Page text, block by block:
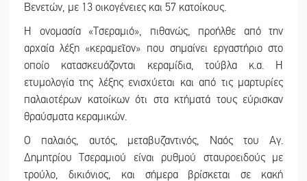
Βενετών, με 13 οικογένειες και 57 κατοίκους.
Η ονομασία «Τσεραμιό», πιθανώς, προήλθε από την
αρχαία λέξη «κεραμεῖον» που σημαίνει εργαστήριο στο
οποίο κατασκευάζονται κεραμίδια, τούβλα κ.α. Η
ετυμολογία της λέξης ενισχύεται και από τις μαρτυρίες
παλαιοτέρων κατοίκων ότι στα κτήματά τους εύρισκαν
θραύσματα κεραμικών.
Ο παλαιός, αυτός, μεταβυζαντινός, Ναός του Αγ.
Δημητρίου Τσεραμιού είναι ρυθμού σταυροειδούς με
τρούλο, δικιόνιος, και σήμερα βρίσκεται σε κακή